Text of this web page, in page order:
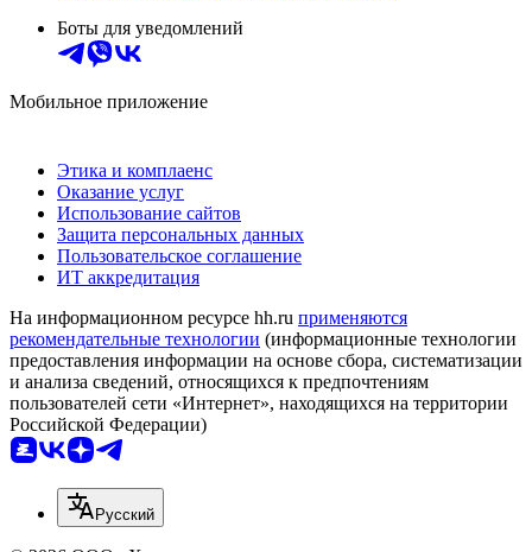
Боты для уведомлений
Мобильное приложение
Этика и комплаенс
Оказание услуг
Использование сайтов
Защита персональных данных
Пользовательское соглашение
ИТ аккредитация
На информационном ресурсе hh.ru применяются
рекомендательные технологии (информационные технологии
предоставления информации на основе сбора, систематизации
и анализа сведений, относящихся к предпочтениям
пользователей сети «Интернет», находящихся на территории
Российской Федерации)
Русский